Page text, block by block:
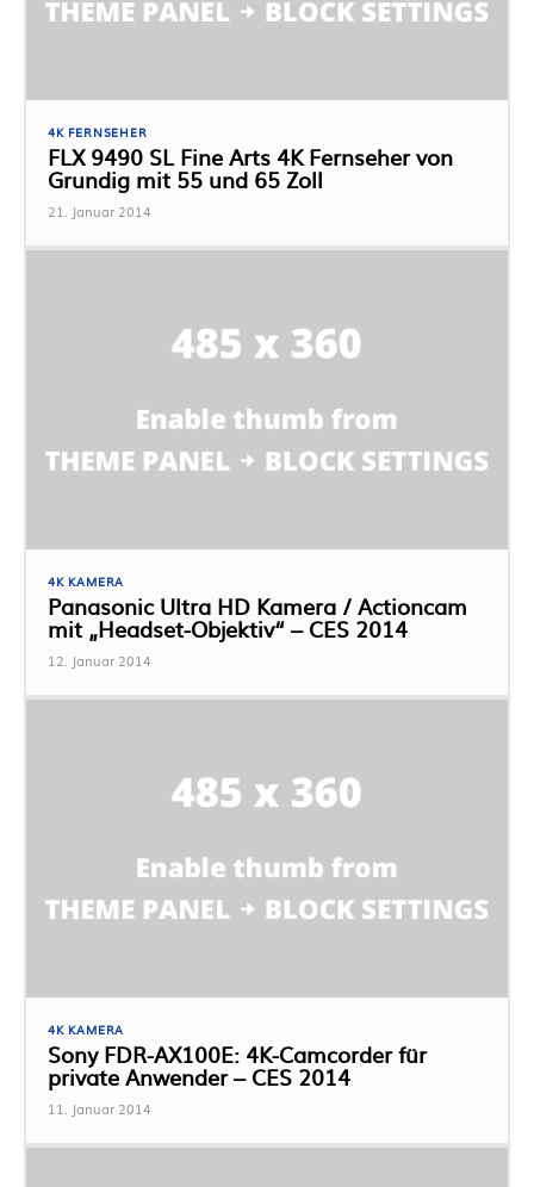
4K FERNSEHER
FLX 9490 SL Fine Arts 4K Fernseher von
Grundig mit 55 und 65 Zoll
21. Januar 2014
4K KAMERA
Panasonic Ultra HD Kamera / Actioncam
mit „Headset-Objektiv“ – CES 2014
12. Januar 2014
4K KAMERA
Sony FDR-AX100E: 4K-Camcorder für
private Anwender – CES 2014
11. Januar 2014